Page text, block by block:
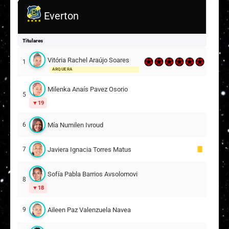
Everton
Titulares
1 Vitória Rachel Araújo Soares
ARQUERA
5
Milenka Anaís Pavez Osorio
19
6 Mía Numilen Ivroud
7 Javiera Ignacia Torres Matus
8
Sofía Pabla Barrios Avsolomovich
18
9 Aileen Paz Valenzuela Navea